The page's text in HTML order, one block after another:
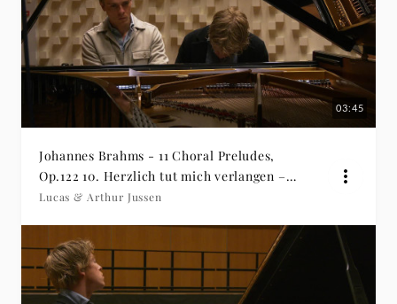
Grammophon
03:45
Johannes Brahms - 11 Choral Preludes,
Op.122 10. Herzlich tut mich verlangen –
Arr. for Piano 4 Hands (Arr. Eusebius
Lucas & Arthur Jussen